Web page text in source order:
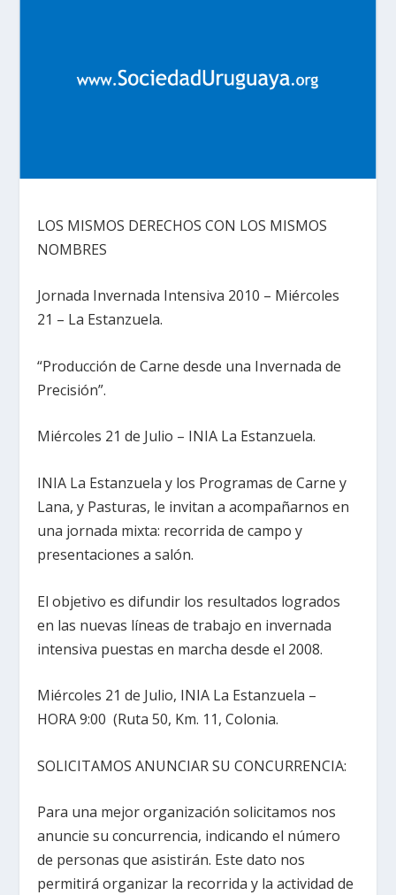
LOS MISMOS DERECHOS CON LOS MISMOS
NOMBRES
Jornada Invernada Intensiva 2010 – Miércoles
21 – La Estanzuela.
“Producción de Carne desde una Invernada de
Precisión”.
Miércoles 21 de Julio – INIA La Estanzuela.
INIA La Estanzuela y los Programas de Carne y
Lana, y Pasturas, le invitan a acompañarnos en
una jornada mixta: recorrida de campo y
presentaciones a salón.
El objetivo es difundir los resultados logrados
en las nuevas líneas de trabajo en invernada
intensiva puestas en marcha desde el 2008.
Miércoles 21 de Julio, INIA La Estanzuela –
HORA 9:00 (Ruta 50, Km. 11, Colonia.
SOLICITAMOS ANUNCIAR SU CONCURRENCIA:
Para una mejor organización solicitamos nos
anuncie su concurrencia, indicando el número
de personas que asistirán. Este dato nos
permitirá organizar la recorrida y la actividad de